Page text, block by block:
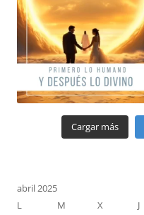
Cargar más
abril 2025
L
M X J